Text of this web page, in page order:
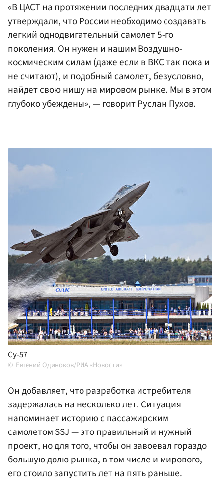
«В ЦАСТ на протяжении последних двадцати лет
утверждали, что России необходимо создавать
легкий однодвигательный самолет 5-го
поколения. Он нужен и нашим Воздушно-
космическим силам (даже если в ВКС так пока и
не считают), и подобный самолет, безусловно,
найдет свою нишу на мировом рынке. Мы в этом
глубоко убеждены», — говорит Руслан Пухов.
Су-57
Евгений Одиноков/РИА «Новости»
Он добавляет, что разработка истребителя
задержалась на несколько лет. Ситуация
напоминает историю с пассажирским
самолетом SSJ — это правильный и нужный
проект, но для того, чтобы он завоевал гораздо
большую долю рынка, в том числе и мирового,
его стоило запустить лет на пять раньше.